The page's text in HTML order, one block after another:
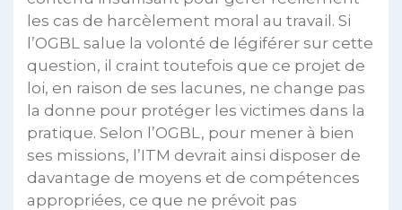
les cas de harcèlement moral au travail. Si
l’OGBL salue la volonté de légiférer sur cette
question, il craint toutefois que ce projet de
loi, en raison de ses lacunes, ne change pas
la donne pour protéger les victimes dans la
pratique. Selon l’OGBL, pour mener à bien
ses missions, l’ITM devrait ainsi disposer de
davantage de moyens et de compétences
appropriées, ce que ne prévoit pas